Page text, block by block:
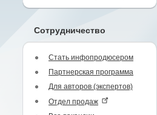
Сотрудничество
Стать инфопродюсером
Партнерская программа
Для авторов (экспертов)
Отдел продаж